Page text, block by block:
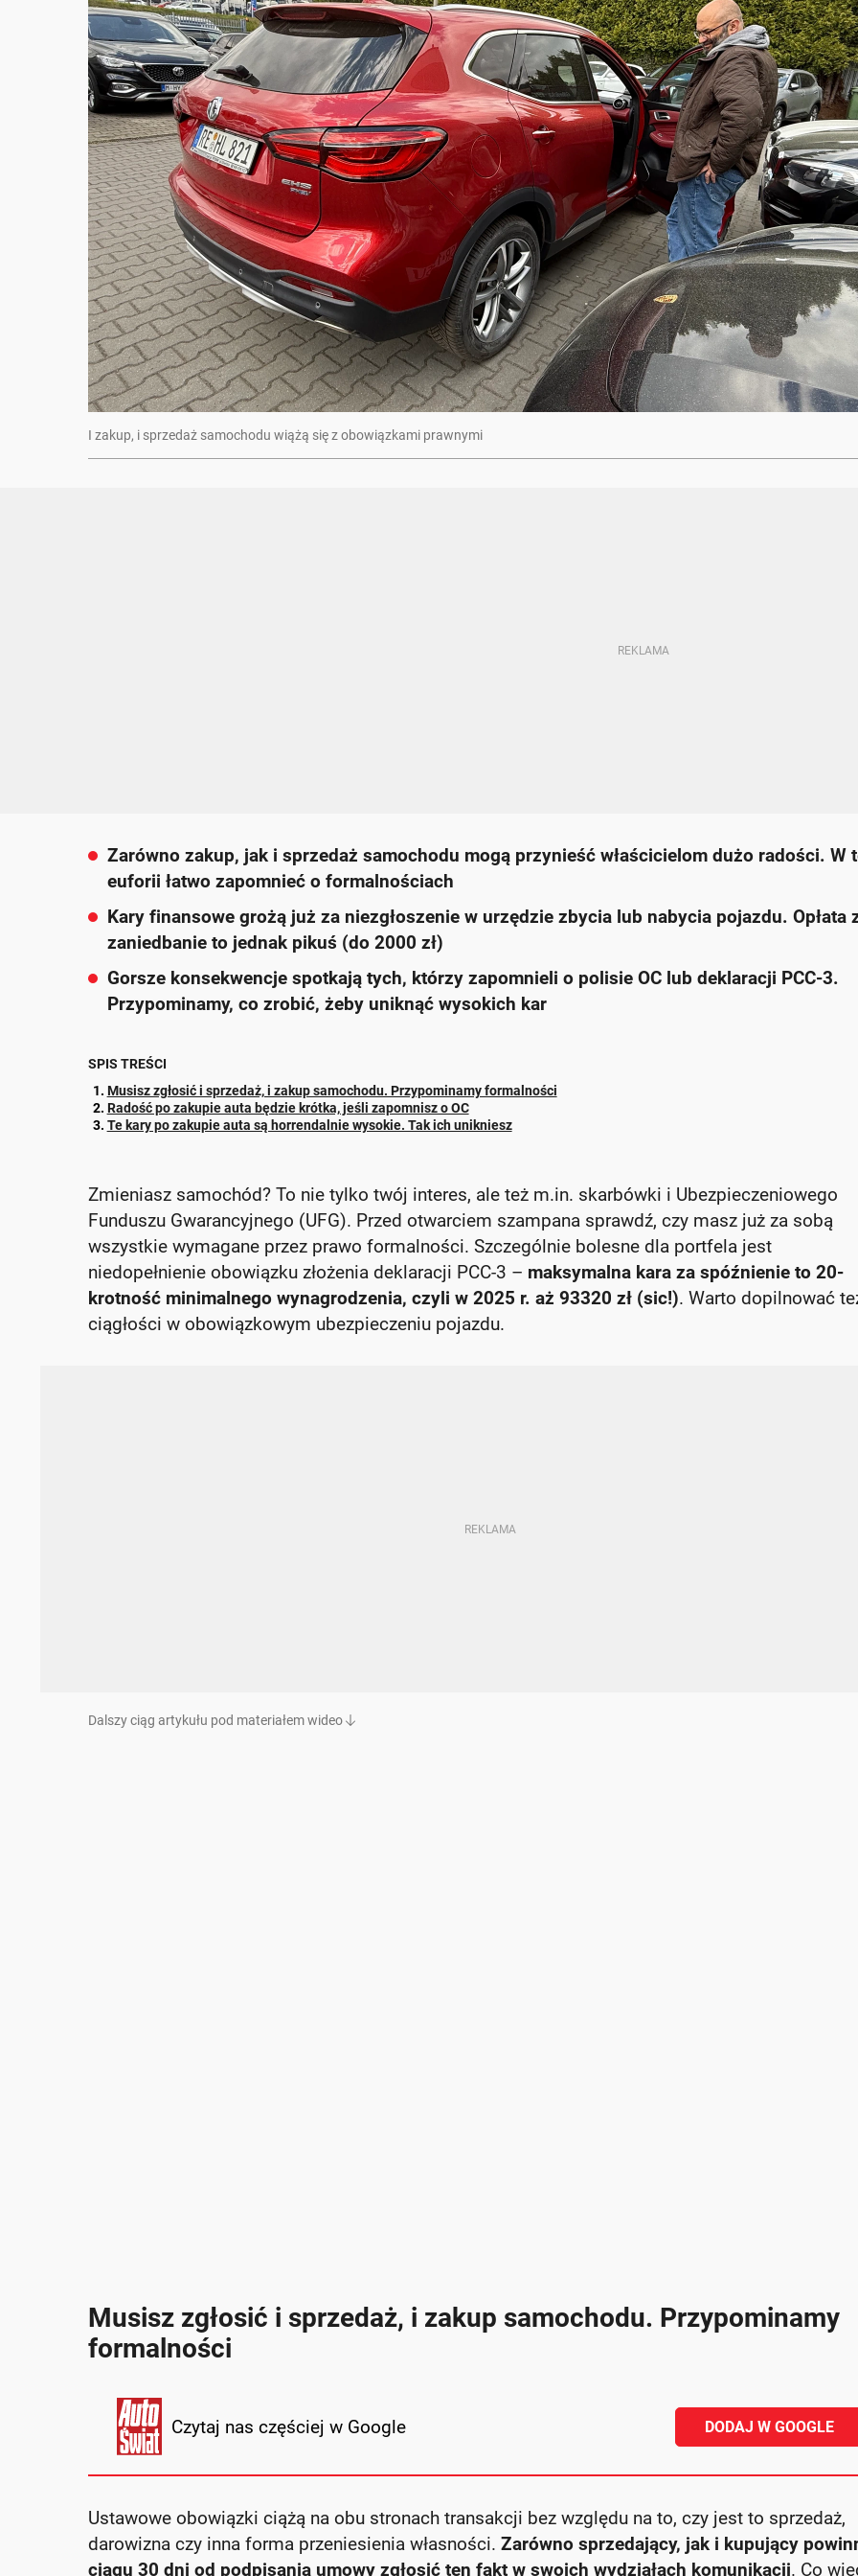
I zakup, i sprzedaż samochodu wiążą się z obowiązkami prawnymi
Zarówno zakup, jak i sprzedaż samochodu mogą przynieść właścicielom dużo radości. W
euforii łatwo zapomnieć o formalnościach
Kary finansowe grożą już za niezgłoszenie w urzędzie zbycia lub nabycia pojazdu. Opłata
zaniedbanie to jednak pikuś (do 2000 zł)
Gorsze konsekwencje spotkają tych, którzy zapomnieli o polisie OC lub deklaracji PCC-3.
Przypominamy, co zrobić, żeby uniknąć wysokich kar
SPIS TREŚCI
Musisz zgłosić i sprzedaż, i zakup samochodu. Przypominamy formalności
Radość po zakupie auta będzie krótka, jeśli zapomnisz o OC
Te kary po zakupie auta są horrendalnie wysokie. Tak ich unikniesz
Zmieniasz samochód? To nie tylko twój interes, ale też m.in. skarbówki i Ubezpieczeniowego
Funduszu Gwarancyjnego (UFG). Przed otwarciem szampana sprawdź, czy masz już za sobą
wszystkie wymagane przez prawo formalności. Szczególnie bolesne dla portfela jest
niedopełnienie obowiązku złożenia deklaracji PCC-3 – maksymalna kara za spóźnienie to 20-
krotność minimalnego wynagrodzenia, czyli w 2025 r. aż 93320 zł (sic!). Warto dopilnować
ciągłości w obowiązkowym ubezpieczeniu pojazdu.
Dalszy ciąg artykułu pod materiałem wideo
Musisz zgłosić i sprzedaż, i zakup samochodu. Przypominamy
formalności
Czytaj nas częściej w Google DODAJ W GOOGLE
Ustawowe obowiązki ciążą na obu stronach transakcji bez względu na to, czy jest to sprzedaż,
darowizna czy inna forma przeniesienia własności. Zarówno sprzedający, jak i kupujący
ciągu 30 dni od podpisania umowy zgłosić ten fakt w swoich wydziałach komunikacji. Co